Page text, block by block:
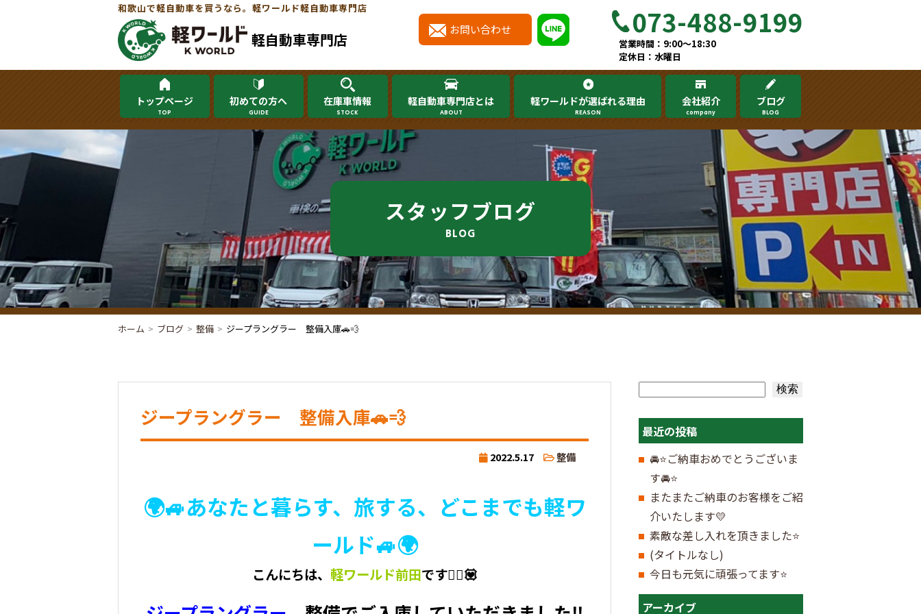
和歌山で軽自動車を買うなら。軽ワールド軽自動車専門店
軽自動車専門店
お問い合わせ 073-488-9199
営業時間：9:00～18:30
定休日：水曜日
トップページ
TOP
初めての方へ
GUIDE
在庫車情報
STOCK
軽自動車専門店とは
ABOUT
軽ワールドが選ばれる理由
REASON
会社紹介
company
ブログ
BLOG
スタッフブログ
BLOG
ホーム ブログ 整備 ジープラングラー 整備入庫🚗💨
ジープラングラー 整備入庫🚗💨
2022.5.17 整備
🌍🚙あなたと暮らす、旅する、どこまでも軽ワ
ールド🚙🌍
こんにちは、 軽ワールド前田です💁‍♀️💟
検索
最近の投稿
🚘⭐ご納車おめでとうございま
す🚘⭐
またまたご納車のお客様をご紹
介いたします💛
素敵な差し入れを頂きました⭐
(タイトルなし)
今日も元気に頑張ってます⭐
アーカイブ